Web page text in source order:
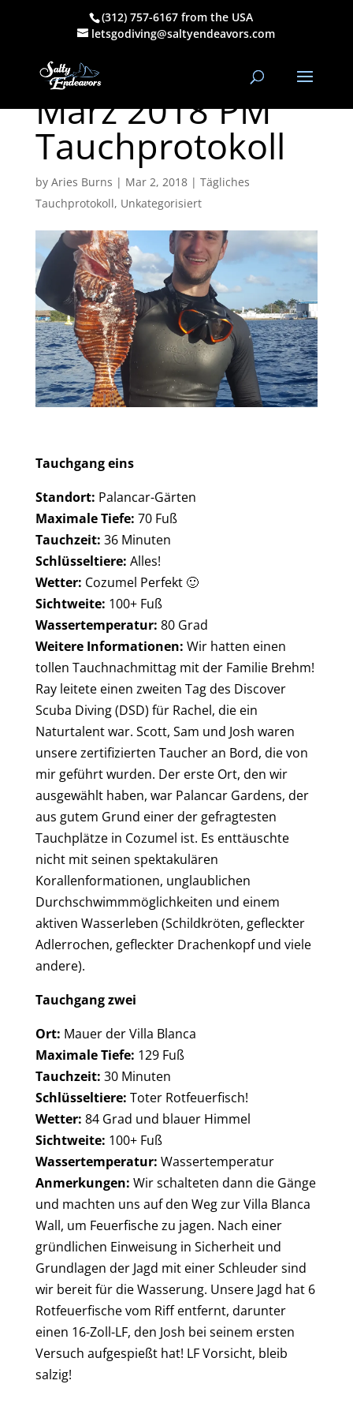
(312) 757-6167 from the USA
letsgodiving@saltyendeavors.com
Tauchblog
Cozumel | 1.
März 2018 PM
Tauchprotokoll
by Aries Burns | Mar 2, 2018| Tägliches
Tauchprotokoll, Unkategorisiert
Tauchgang eins
Standort: Palancar-Gärten
Maximale Tiefe: 70 Fuß
Tauchzeit: 36 Minuten
Schlüsseltiere: Alles!
Wetter: Cozumel Perfekt 🙂
Sichtweite: 100+ Fuß
Wassertemperatur: 80 Grad
Weitere Informationen: Wir hatten einen
tollen Tauchnachmittag mit der Familie Brehm!
Ray leitete einen zweiten Tag des Discover
Scuba Diving (DSD) für Rachel, die ein
Naturtalent war. Scott, Sam und Josh waren
unsere zertifizierten Taucher an Bord, die von
mir geführt wurden. Der erste Ort, den wir
ausgewählt haben, war Palancar Gardens, der
aus gutem Grund einer der gefragtesten
Tauchplätze in Cozumel ist. Es enttäuschte
nicht mit seinen spektakulären
Korallenformationen, unglaublichen
Durchschwimmmöglichkeiten und einem
aktiven Wasserleben (Schildkröten, gefleckter
Adlerrochen, gefleckter Drachenkopf und viele
andere).
Tauchgang zwei
Ort: Mauer der Villa Blanca
Maximale Tiefe: 129 Fuß
Tauchzeit: 30 Minuten
Schlüsseltiere: Toter Rotfeuerfisch!
Wetter: 84 Grad und blauer Himmel
Sichtweite: 100+ Fuß
Wassertemperatur: Wassertemperatur
Anmerkungen: Wir schalteten dann die Gänge
und machten uns auf den Weg zur Villa Blanca
Wall, um Feuerfische zu jagen. Nach einer
gründlichen Einweisung in Sicherheit und
Grundlagen der Jagd mit einer Schleuder sind
wir bereit für die Wasserung. Unsere Jagd hat 6
Rotfeuerfische vom Riff entfernt, darunter
einen 16-Zoll-LF, den Josh bei seinem ersten
Versuch aufgespießt hat! LF Vorsicht, bleib
salzig!